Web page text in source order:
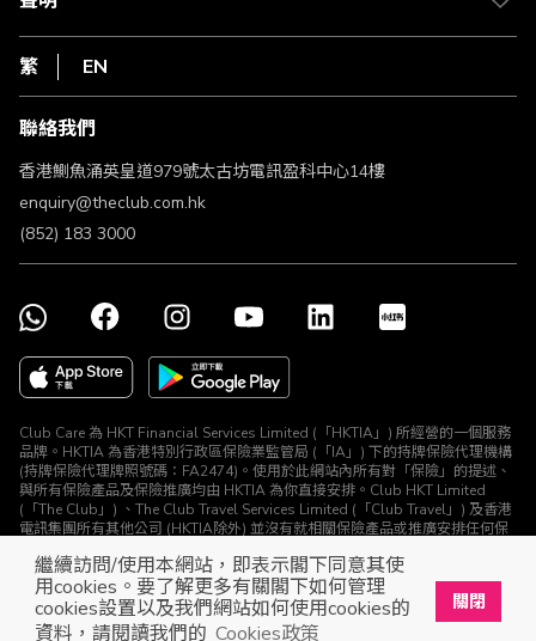
繼續訪問/使用本網站，即表示閣下同意其使
用cookies。要了解更多有關閣下如何管理
cookies設置以及我們網站如何使用cookies的
資料，請閱讀我們的 Cookies政策
關閉
HKT
私隱聲明
使用條款
條款及細則
不歧視及不騷擾聲明
認可牌照及通告
繁 EN
聯絡我們
香港鰂魚涌英皇道979號太古坊電訊盈科中心14樓
enquiry@theclub.com.hk
(852) 183 3000
Club Care 為 HKT Financial Services Limited (「HKTIA」) 所經營的一個服務
品牌。HKTIA 為香港特別行政區保險業監管局 (「IA」) 下的持牌保險代理機構
(持牌保險代理牌照號碼：FA2474)。使用於此網站內所有對「保險」的提述、
與所有保險產品及保險推廣均由 HKTIA 為你直接安排。Club HKT Limited
(「The Club」) 、The Club Travel Services Limited (「Club Travel」) 及香港
電訊集團所有其他公司 (HKTIA除外) 並沒有就相關保險產品或推廣安排任何保
© The Club 2026. 保留所有權利
立即下載The Club手機app
展開屬於你的獎賞之旅
開啟